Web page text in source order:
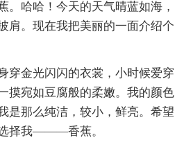
。哈哈！今天的天气晴蓝如海，
肩。现在我把美丽的一面介绍个
穿金光闪闪的衣裳，小时候爱穿
摸宛如豆腐般的柔嫩。我的颜色
是那么纯洁，较小，鲜亮。希望
择我———香蕉。